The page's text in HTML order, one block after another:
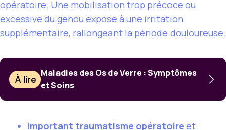
opératoire. Une mobilisation trop précoce ou
excessive du genou expose à une irritation
supplémentaire, rallongeant la période douloureuse.
À lire
Maladies des Os de Verre : Symptômes
et Soins
Important traumatisme opératoire et